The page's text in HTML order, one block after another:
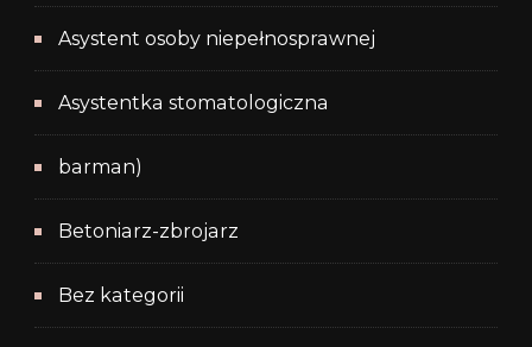
Asystent osoby niepełnosprawnej
Asystentka stomatologiczna
barman)
Betoniarz-zbrojarz
Bez kategorii